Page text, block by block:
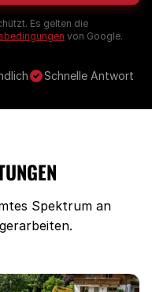
Es gelten die
von Google.
Schnelle Antwort
Spektrum an